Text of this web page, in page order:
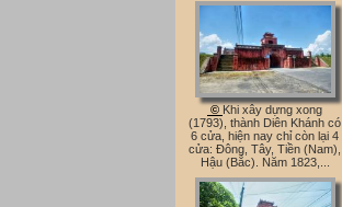
© Khi xây dựng xong
(1793), thành Diên Khánh có
6 cửa, hiện nay chỉ còn lại 4
cửa: Đông, Tây, Tiền (Nam),
Hậu (Bắc). Năm 1823,...